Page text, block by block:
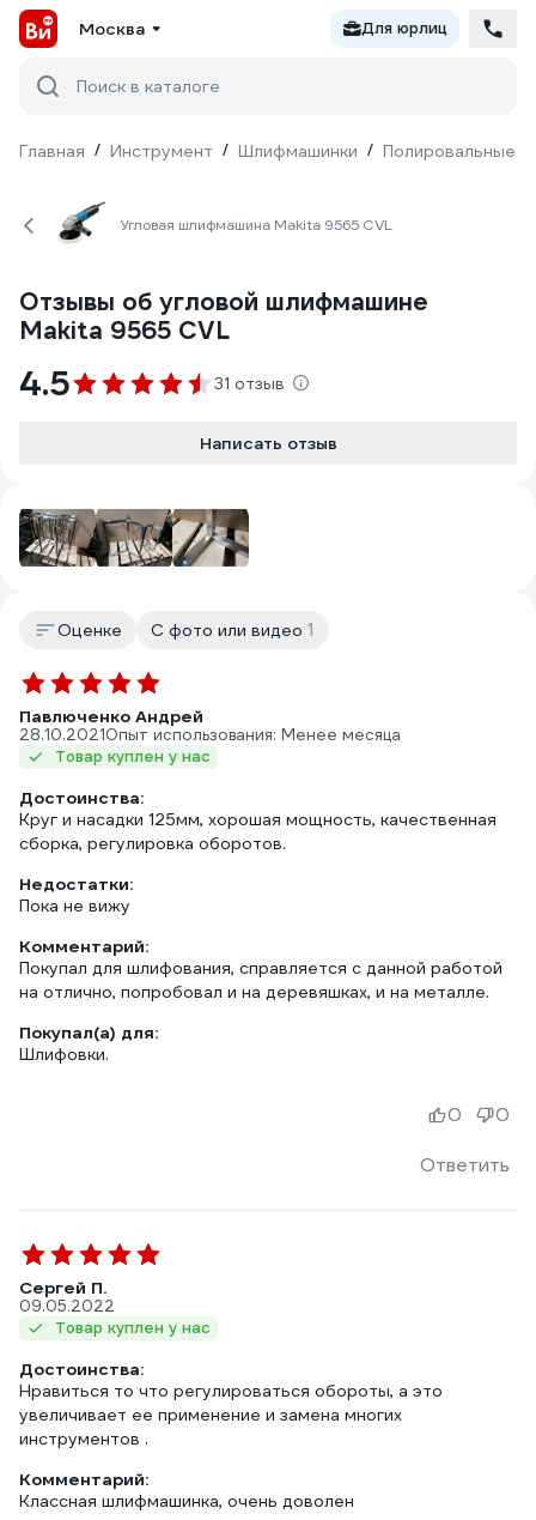
Москва Для юрлиц
Поиск в каталоге
Главная / Инструмент / Шлифмашинки / Полировальные
Угловая шлифмашина Makita 9565 CVL
Отзывы об угловой шлифмашине
Makita 9565 CVL
4.5 31 отзыв
Написать отзыв
Оценке С фото или видео 1
Павлюченко Андрей
28.10.2021Опыт использования: Менее месяца
Товар куплен у нас
Достоинства:
Круг и насадки 125мм, хорошая мощность, качественная
сборка, регулировка оборотов.
Недостатки:
Пока не вижу
Комментарий:
Покупал для шлифования, справляется с данной работой
на отлично, попробовал и на деревяшках, и на металле.
Покупал(а) для:
Шлифовки.
Ответить
0 0
Сергей П.
09.05.2022
Товар куплен у нас
Достоинства:
Нравиться то что регулироваться обороты, а это
увеличивает ее применение и замена многих
инструментов .
Комментарий:
Классная шлифмашинка, очень доволен